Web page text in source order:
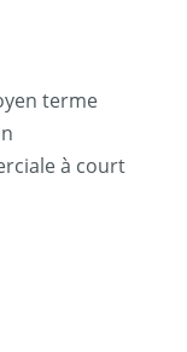
terme
à court